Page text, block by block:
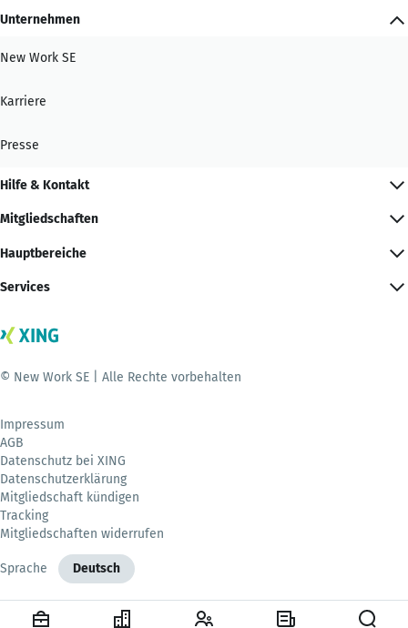
Unternehmen
New Work SE
Karriere
Presse
Hilfe & Kontakt
Mitgliedschaften
Hauptbereiche
Services
© New Work SE | Alle Rechte vorbehalten
Impressum
AGB
Datenschutz bei XING
Datenschutzerklärung
Mitgliedschaft kündigen
Tracking
Mitgliedschaften widerrufen
Sprache Deutsch